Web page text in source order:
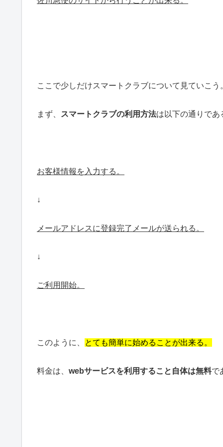
ここで少しだけスマートクラブについて見ていこう
まず、 スマートクラブの利用方法は以下の通りであ
お客様情報を入力する。
↓
メールアドレスに登録完了メールが送られる。
↓
ご利用開始。
このように、 とても簡単に始めることが出来る。
料金は、 webサービスを利用すること自体は無料で